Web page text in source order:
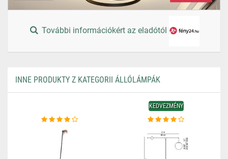
További információkért az eladótól
INNE PRODUKTY Z KATEGORII ÁLLÓLÁMPÁK
KEDVEZMÉNY